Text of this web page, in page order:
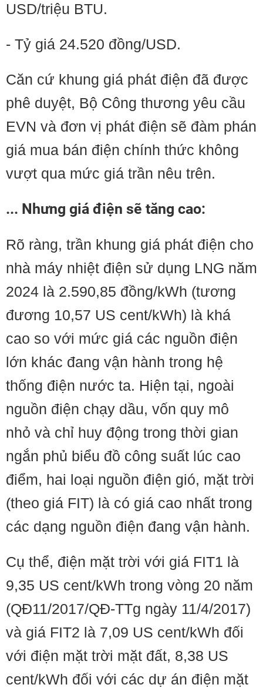
USD/triệu BTU.
- Tỷ giá 24.520 đồng/USD.
Căn cứ khung giá phát điện đã được
phê duyệt, Bộ Công thương yêu cầu
EVN và đơn vị phát điện sẽ đàm phán
giá mua bán điện chính thức không
vượt qua mức giá trần nêu trên.
... Nhưng giá điện sẽ tăng cao:
Rõ ràng, trần khung giá phát điện cho
nhà máy nhiệt điện sử dụng LNG năm
2024 là 2.590,85 đồng/kWh (tương
đương 10,57 US cent/kWh) là khá
cao so với mức giá các nguồn điện
lớn khác đang vận hành trong hệ
thống điện nước ta. Hiện tại, ngoài
nguồn điện chạy dầu, vốn quy mô
nhỏ và chỉ huy động trong thời gian
ngắn phủ biểu đồ công suất lúc cao
điểm, hai loại nguồn điện gió, mặt trời
(theo giá FIT) là có giá cao nhất trong
các dạng nguồn điện đang vận hành.
Cụ thể, điện mặt trời với giá FIT1 là
9,35 US cent/kWh trong vòng 20 năm
(QĐ11/2017/QĐ-TTg ngày 11/4/2017)
và giá FIT2 là 7,09 US cent/kWh đối
với điện mặt trời mặt đất, 8,38 US
cent/kWh đối với các dự án điện mặt